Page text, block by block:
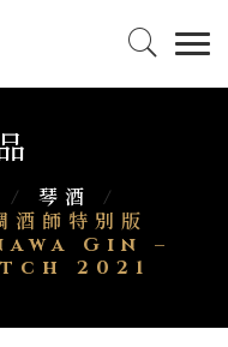
/ 琴酒
/
師特別版
Gin –
2021